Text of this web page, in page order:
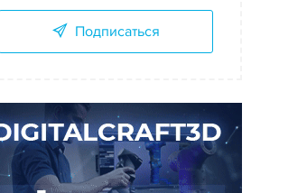
Подписаться